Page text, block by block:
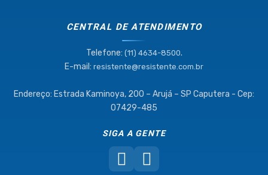
CENTRAL DE ATENDIMENTO
Telefone: (11) 4634-8500.
E-mail: resistente@resistente.com.br
Endereço: Estrada Kaminoya, 200 – Arujá – SP Caputera - Cep:
07429-485
SIGA A GENTE